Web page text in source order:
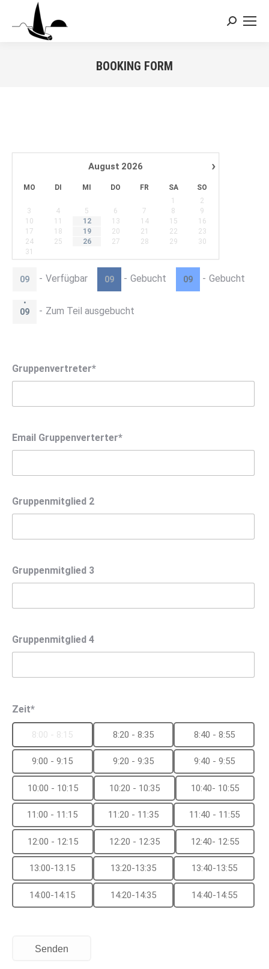
Search:
BOOKING FORM
›
August 2026
MO DI MI DO FR SA
SO
1
2
3
4 5 6 7 8
9
10
11 12 13 14 15
16
17
18 19 20 21 22
23
24
25 26 27 28 29
30
31
09 - Verfügbar 09 - Gebucht 09 - Gebucht
·
09 - Zum Teil ausgebucht
Gruppenvertreter*
Email Gruppenverterter*
Gruppenmitglied 2
Gruppenmitglied 3
Gruppenmitglied 4
Zeit*
8:00 - 8:15 8:20 - 8:35 8:40 - 8:55
9:00 - 9:15 9:20 - 9:35 9:40 - 9:55
10:00 - 10:15 10:20 - 10:35 10:40- 10:55
11:00 - 11:15 11:20 - 11:35 11:40 - 11:55
12:00 - 12:15 12:20 - 12:35 12:40- 12:55
13:00-13.15 13:20-13:35 13:40-13:55
14:00-14:15 14:20-14:35 14:40-14:55
Senden